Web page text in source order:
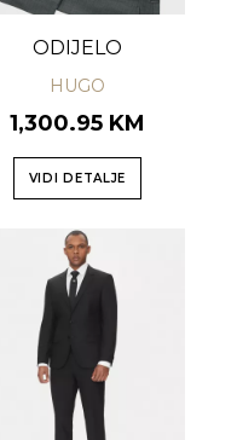
ODIJELO
HUGO
1,300.95 KM
VIDI DETALJE